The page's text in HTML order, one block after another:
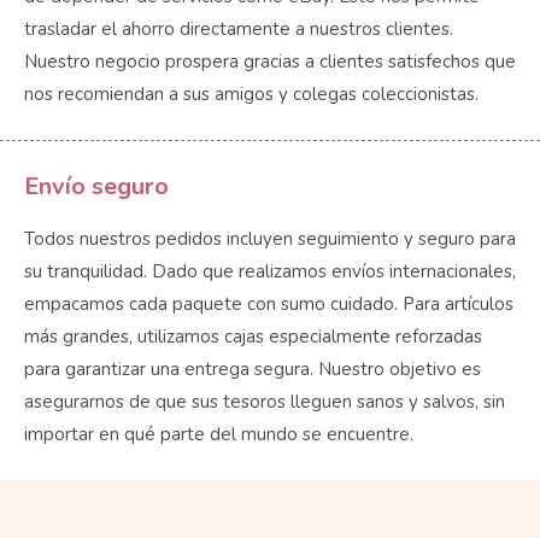
trasladar el ahorro directamente a nuestros clientes.
Nuestro negocio prospera gracias a clientes satisfechos que
nos recomiendan a sus amigos y colegas coleccionistas.
Envío seguro
Todos nuestros pedidos incluyen seguimiento y seguro para
su tranquilidad. Dado que realizamos envíos internacionales,
empacamos cada paquete con sumo cuidado. Para artículos
más grandes, utilizamos cajas especialmente reforzadas
para garantizar una entrega segura. Nuestro objetivo es
asegurarnos de que sus tesoros lleguen sanos y salvos, sin
importar en qué parte del mundo se encuentre.